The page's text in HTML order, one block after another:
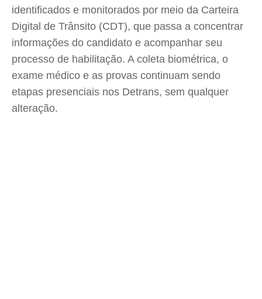
identificados e monitorados por meio da Carteira
Digital de Trânsito (CDT), que passa a concentrar
informações do candidato e acompanhar seu
processo de habilitação. A coleta biométrica, o
exame médico e as provas continuam sendo
etapas presenciais nos Detrans, sem qualquer
alteração.